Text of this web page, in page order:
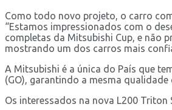
Como todo novo projeto, o carro
“Estamos impressionados com o
completas da Mitsubishi Cup, e não
mostrando um dos carros mais
A Mitsubishi é a única do País que
(GO), garantindo a mesma
Os interessados na nova L200